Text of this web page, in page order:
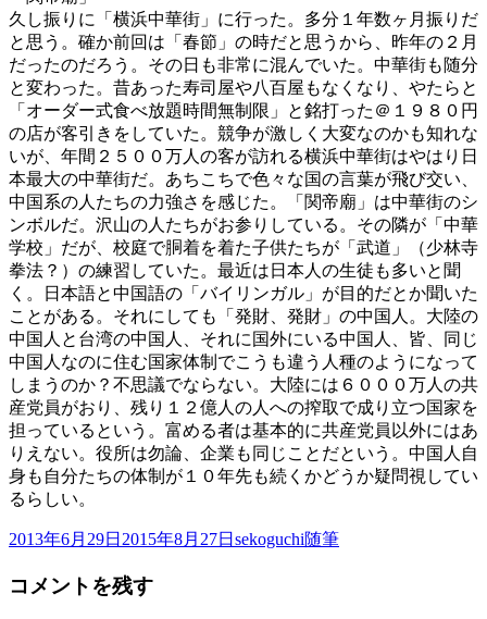
久し振りに「横浜中華街」に行った。多分１年数ヶ月振りだ
と思う。確か前回は「春節」の時だと思うから、昨年の２月
だったのだろう。その日も非常に混んでいた。中華街も随分
と変わった。昔あった寿司屋や八百屋もなくなり、やたらと
「オーダー式食べ放題時間無制限」と銘打った＠１９８０円
の店が客引きをしていた。競争が激しく大変なのかも知れな
いが、年間２５００万人の客が訪れる横浜中華街はやはり日
本最大の中華街だ。あちこちで色々な国の言葉が飛び交い、
中国系の人たちの力強さを感じた。「関帝廟」は中華街のシ
ンボルだ。沢山の人たちがお参りしている。その隣が「中華
学校」だが、校庭で胴着を着た子供たちが「武道」（少林寺
拳法？）の練習していた。最近は日本人の生徒も多いと聞
く。日本語と中国語の「バイリンガル」が目的だとか聞いた
ことがある。それにしても「発財、発財」の中国人。大陸の
中国人と台湾の中国人、それに国外にいる中国人、皆、同じ
中国人なのに住む国家体制でこうも違う人種のようになって
しまうのか？不思議でならない。大陸には６０００万人の共
産党員がおり、残り１２億人の人への搾取で成り立つ国家を
担っているという。富める者は基本的に共産党員以外にはあ
りえない。役所は勿論、企業も同じことだという。中国人自
身も自分たちの体制が１０年先も続くかどうか疑問視してい
るらしい。
投
日:
2013年6月29日 2015年8月27日 作
sekoguchiカ
随筆
コメントを残す